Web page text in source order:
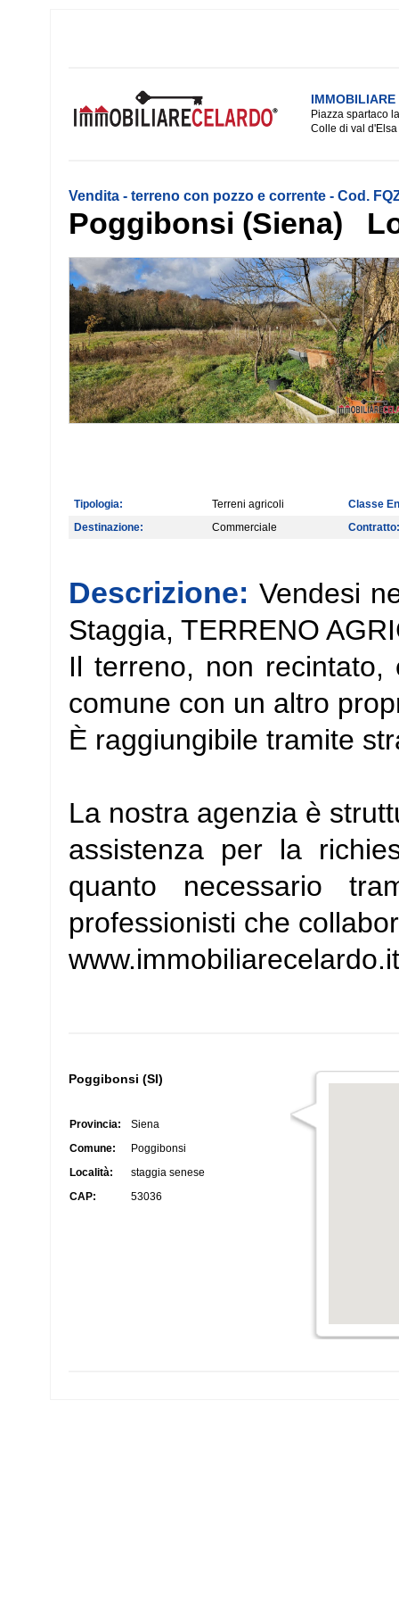
IMMOBILIARE
Piazza spartaco
Colle di val
Vendita - terreno con pozzo e corrente - Cod.
Poggibonsi (Siena)
Tipologia: Terreni agricoli
Classe
Destinazione:
Commerciale Contratto:
Descrizione: Vendesi
Staggia, TERRENO
Il terreno, non
comune con un altro
È raggiungibile tramite
La nostra agenzia è
assistenza per la
quanto necessario
professionisti che
www.immobiliarecelardo.it
Poggibonsi (SI)
Provincia:
Siena
Comune:
Poggibonsi
Località:
staggia senese
CAP:
53036